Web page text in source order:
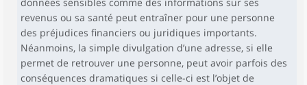
revenus ou sa santé peut entraîner pour une personne
des préjudices financiers ou juridiques importants.
Néanmoins, la simple divulgation d’une adresse, si elle
permet de retrouver une personne, peut avoir parfois des
conséquences dramatiques si celle-ci est l’objet de